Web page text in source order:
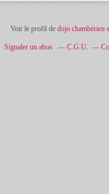
Voir le profil de dojo chambérien
Signaler un abus C.G.U.